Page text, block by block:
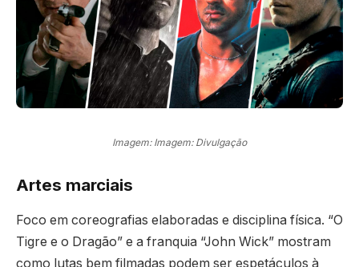
Imagem: Imagem: Divulgação
Artes marciais
Foco em coreografias elaboradas e disciplina física. “O
Tigre e o Dragão” e a franquia “John Wick” mostram
como lutas bem filmadas podem ser espetáculos à